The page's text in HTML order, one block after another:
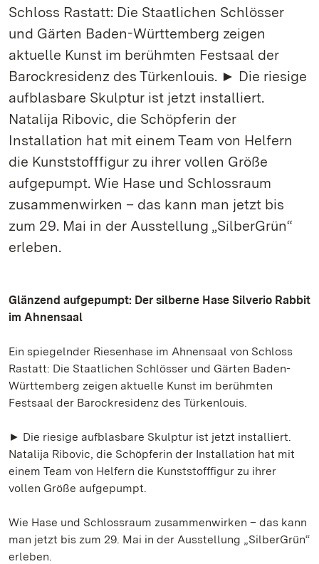
Schloss Rastatt: Die Staatlichen Schlösser
und Gärten Baden-Württemberg zeigen
aktuelle Kunst im berühmten Festsaal der
Barockresidenz des Türkenlouis. ► Die riesige
aufblasbare Skulptur ist jetzt installiert.
Natalija Ribovic, die Schöpferin der
Installation hat mit einem Team von Helfern
die Kunststofffigur zu ihrer vollen Größe
aufgepumpt. Wie Hase und Schlossraum
zusammenwirken – das kann man jetzt bis
zum 29. Mai in der Ausstellung „SilberGrün“
erleben.
Glänzend aufgepumpt: Der silberne Hase Silverio Rabbit
im Ahnensaal
Ein spiegelnder Riesenhase im Ahnensaal von Schloss
Rastatt: Die Staatlichen Schlösser und Gärten Baden-
Württemberg zeigen aktuelle Kunst im berühmten
Festsaal der Barockresidenz des Türkenlouis.
► Die riesige aufblasbare Skulptur ist jetzt installiert.
Natalija Ribovic, die Schöpferin der Installation hat mit
einem Team von Helfern die Kunststofffigur zu ihrer
vollen Größe aufgepumpt.
Wie Hase und Schlossraum zusammenwirken – das kann
man jetzt bis zum 29. Mai in der Ausstellung „SilberGrün“
erleben.